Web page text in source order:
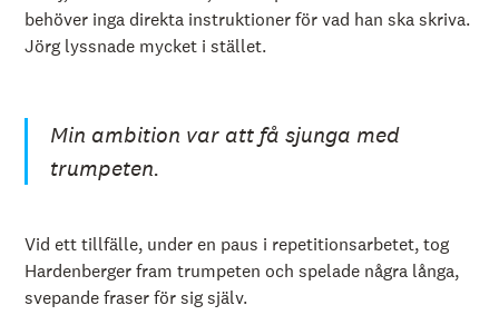
behöver inga direkta instruktioner för vad han ska skriva.
Jörg lyssnade mycket i stället.
Min ambition var att få sjunga med
trumpeten.
Vid ett tillfälle, under en paus i repetitionsarbetet, tog
Hardenberger fram trumpeten och spelade några långa,
svepande fraser för sig själv.